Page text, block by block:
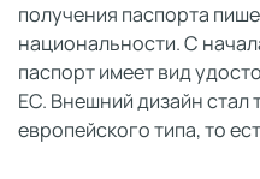
получения паспорта
национальности. С
паспорт имеет вид
ЕС. Внешний дизайн стал
европейского типа, то